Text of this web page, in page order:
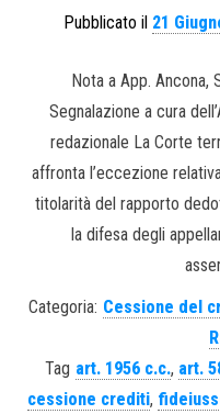
Pubblicato il 21
Nota a App. Ancona,
Segnalazione a cura
redazionale La Corte
affronta l’eccezione
titolarità del rapporto
la difesa degli
Categoria: Cessione del
Tag art. 1956 c.c., art.
cessione crediti,